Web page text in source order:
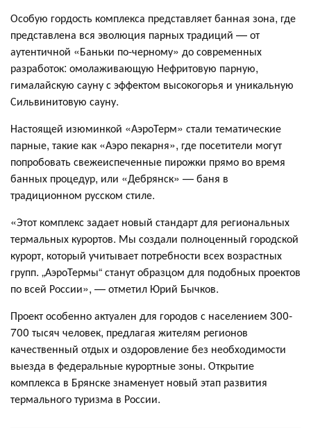
Особую гордость комплекса представляет банная зона, где
представлена вся эволюция парных традиций — от
аутентичной «Баньки по-черному» до современных
разработок: омолаживающую Нефритовую парную,
гималайскую сауну с эффектом высокогорья и уникальную
Сильвинитовую сауну.
Настоящей изюминкой «АэроТерм» стали тематические
парные, такие как «Аэро пекарня», где посетители могут
попробовать свежеиспеченные пирожки прямо во время
банных процедур, или «Дебрянск» — баня в
традиционном русском стиле.
«Этот комплекс задает новый стандарт для региональных
термальных курортов. Мы создали полноценный городской
курорт, который учитывает потребности всех возрастных
групп. „АэроТермы“ станут образцом для подобных проектов
по всей России», — отметил Юрий Бычков.
Проект особенно актуален для городов с населением 300-
700 тысяч человек, предлагая жителям регионов
качественный отдых и оздоровление без необходимости
выезда в федеральные курортные зоны. Открытие
комплекса в Брянске знаменует новый этап развития
термального туризма в России.